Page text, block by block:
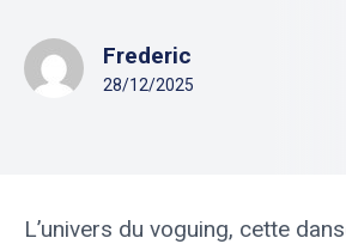
Frederic
28/12/2025
L’univers du voguing, cette